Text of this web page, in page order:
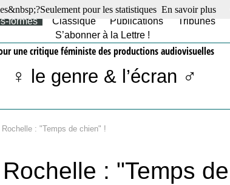
formes Classique Publications Tribunes
S’abonner à la Lettre !
une critique féministe des productions audiovisuelles
♀ le genre & l’écran ♂
: "Temps de chien" !
: "Temps de
pour les statistiques En savoir plus